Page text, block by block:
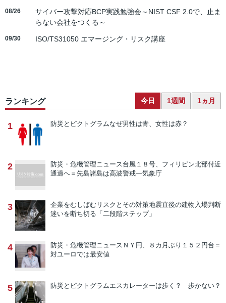
08/26
サイバー攻撃対応BCP実践勉強会～NIST CSF 2.0で、止ま
らない会社をつくる～
09/30 ISO/TS31050 エマージング・リスク講座
ランキング 今日 1週間 1ヵ月
1 防災とピクトグラムなぜ男性は青、女性は赤？
2 防災・危機管理ニュース台風１８号、フィリピン北部付近
通過へ＝先島諸島は高波警戒―気象庁
3 企業をむしばむリスクとその対策地震直後の建物入場判断
迷いを断ち切る「二段階ステップ」
4 防災・危機管理ニュース ＮＹ円、８カ月ぶり１５２円台＝
対ユーロでは最安値
5 防災とピクトグラムエスカレーターは歩く？ 歩かない？